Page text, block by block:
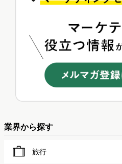
業界から探す
旅行